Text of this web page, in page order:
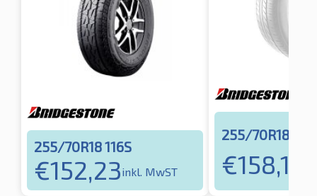
255/70R18 116S
€152,23inkl. MwST
255/70R18
€158,16